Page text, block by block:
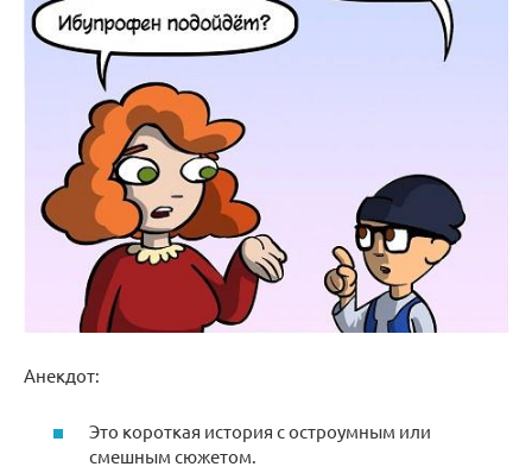
Анекдот:
Это короткая история с остроумным или
смешным сюжетом.